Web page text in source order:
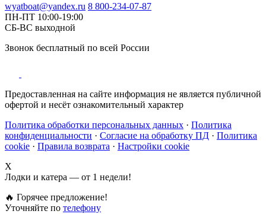
wyatboat@yandex.ru 8 800-234-07-87
ПН-ПТ 10:00-19:00
СБ-ВС выходной
Звонок бесплатный по всей России
Предоставленная на сайте информация не является публичной
офертой и несёт ознакомительный характер
Политика обработки персональных данных · Политика
конфиденциальности · Согласие на обработку ПД · Политика
cookie · Правила возврата · Настройки cookie
X
Лодки и катера — от 1 недели!
🔥 Горячее предложение!
Уточняйте по телефону